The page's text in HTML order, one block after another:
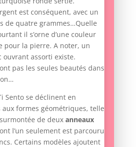
est conséquent, avec un
de quatre grammes…Quelle
il s’orne d’une couleur
pour la pierre. A noter, un
ouvrant assorti existe.
pas les seules beautés dans
Sento se déclinent en
aux formes géométriques, telle
de deux anneaux
l’un seulement est parcouru
Certains modèles ajoutent